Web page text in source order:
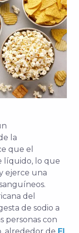
la
que el
líquido, lo que
ejerce una
del
de sodio a
personas con